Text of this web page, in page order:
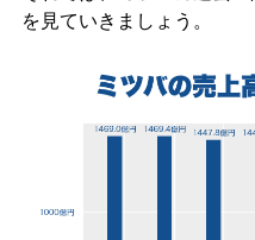
を見ていきましょう。